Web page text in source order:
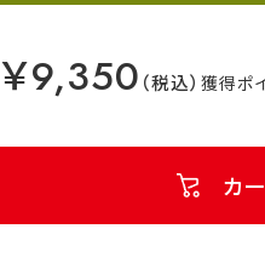
￥9,350
カ